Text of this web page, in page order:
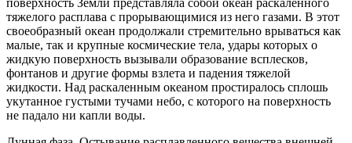
поверхность Земли представляла собой океан раскаленного
тяжелого расплава с прорывающимися из него газами. В этот
своеобразный океан продолжали стремительно врываться как
малые, так и крупные космические тела, удары которых о
жидкую поверхность вызывали образование всплесков,
фонтанов и другие формы взлета и падения тяжелой
жидкости. Над раскаленным океаном простиралось сплошь
укутанное густыми тучами небо, с которого на поверхность
не падало ни капли воды.